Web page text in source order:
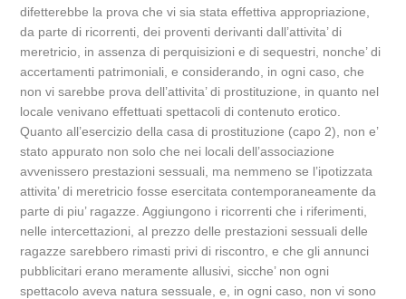
difetterebbe la prova che vi sia stata effettiva appropriazione,
da parte di ricorrenti, dei proventi derivanti dall’attivita’ di
meretricio, in assenza di perquisizioni e di sequestri, nonche’ di
accertamenti patrimoniali, e considerando, in ogni caso, che
non vi sarebbe prova dell’attivita’ di prostituzione, in quanto nel
locale venivano effettuati spettacoli di contenuto erotico.
Quanto all’esercizio della casa di prostituzione (capo 2), non e’
stato appurato non solo che nei locali dell’associazione
avvenissero prestazioni sessuali, ma nemmeno se l’ipotizzata
attivita’ di meretricio fosse esercitata contemporaneamente da
parte di piu’ ragazze. Aggiungono i ricorrenti che i riferimenti,
nelle intercettazioni, al prezzo delle prestazioni sessuali delle
ragazze sarebbero rimasti privi di riscontro, e che gli annunci
pubblicitari erano meramente allusivi, sicche’ non ogni
spettacolo aveva natura sessuale, e, in ogni caso, non vi sono